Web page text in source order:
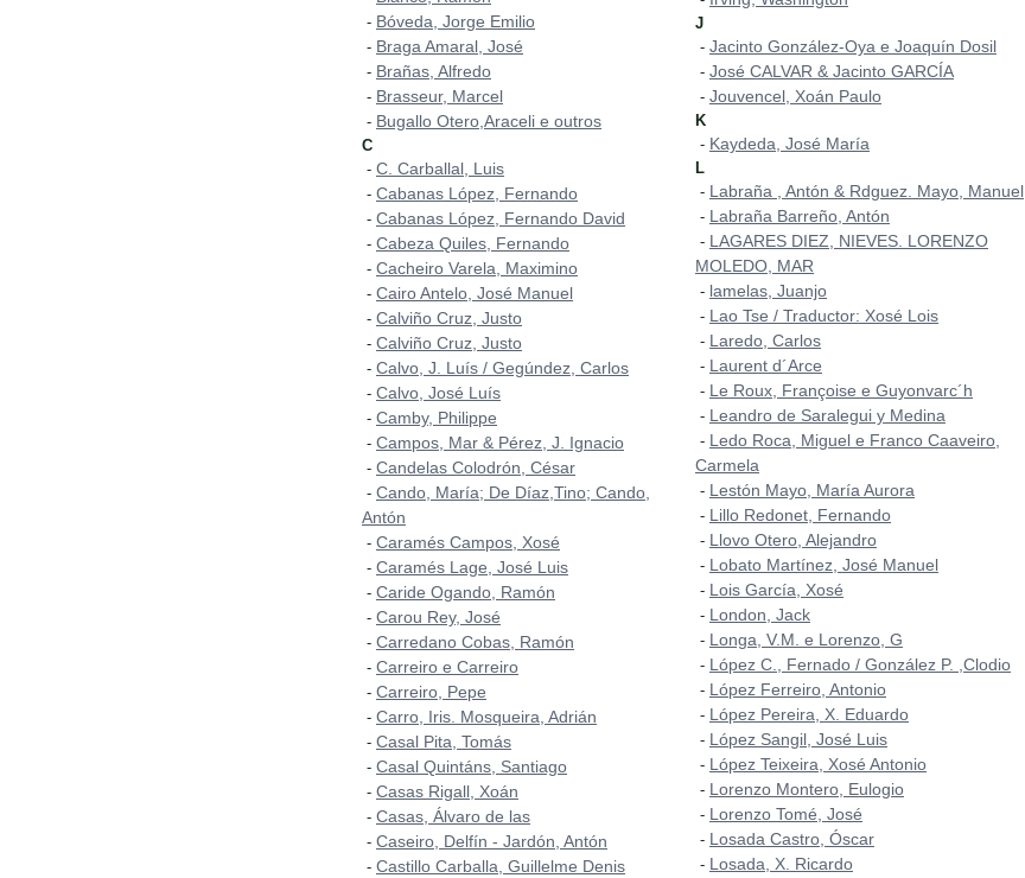
- Bóveda, Jorge Emilio
- Braga Amaral, José
- Brañas, Alfredo
- Brasseur, Marcel
- Bugallo Otero,Araceli e outros
C
- C. Carballal, Luis
- Cabanas López, Fernando
- Cabanas López, Fernando David
- Cabeza Quiles, Fernando
- Cacheiro Varela, Maximino
- Cairo Antelo, José Manuel
- Calviño Cruz, Justo
- Calviño Cruz, Justo
- Calvo, J. Luís / Gegúndez, Carlos
- Calvo, José Luís
- Camby, Philippe
- Campos, Mar & Pérez, J. Ignacio
- Candelas Colodrón, César
- Cando, María; De Díaz,Tino; Cando,
Antón
- Caramés Campos, Xosé
- Caramés Lage, José Luis
- Caride Ogando, Ramón
- Carou Rey, José
- Carredano Cobas, Ramón
- Carreiro e Carreiro
- Carreiro, Pepe
- Carro, Iris. Mosqueira, Adrián
- Casal Pita, Tomás
- Casal Quintáns, Santiago
- Casas Rigall, Xoán
- Casas, Álvaro de las
- Caseiro, Delfín - Jardón, Antón
- Castillo Carballa, Guillelme Denis
J
- Jacinto González-Oya e Joaquín Dosil
- José CALVAR & Jacinto GARCÍA
- Jouvencel, Xoán Paulo
K
- Kaydeda, José María
L
- Labraña , Antón & Rdguez. Mayo, Manuel
- Labraña Barreño, Antón
- LAGARES DIEZ, NIEVES. LORENZO
MOLEDO, MAR
- lamelas, Juanjo
- Lao Tse / Traductor: Xosé Lois
- Laredo, Carlos
- Laurent d´Arce
- Le Roux, Françoise e Guyonvarc´h
- Leandro de Saralegui y Medina
- Ledo Roca, Miguel e Franco Caaveiro,
Carmela
- Lestón Mayo, María Aurora
- Lillo Redonet, Fernando
- Llovo Otero, Alejandro
- Lobato Martínez, José Manuel
- Lois García, Xosé
- London, Jack
- Longa, V.M. e Lorenzo, G
- López C., Fernado / González P. ,Clodio
- López Ferreiro, Antonio
- López Pereira, X. Eduardo
- López Sangil, José Luis
- López Teixeira, Xosé Antonio
- Lorenzo Montero, Eulogio
- Lorenzo Tomé, José
- Losada Castro, Óscar
- Losada, X. Ricardo